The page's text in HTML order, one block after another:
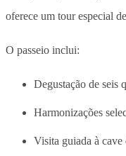
oferece um tour especial
O passeio inclui:
Degustação de seis
Harmonizações
Visita guiada à cave